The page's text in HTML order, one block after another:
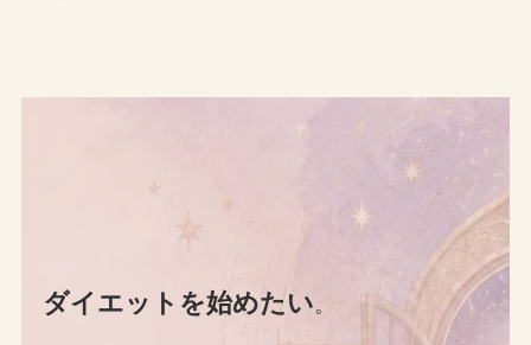
ダイエットを始めたい。